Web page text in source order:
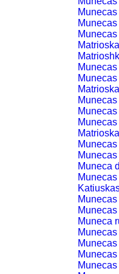
Muneca
Muneca